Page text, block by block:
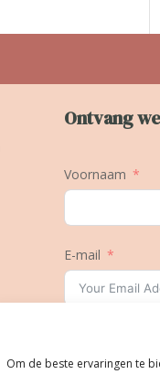
Om de beste ervaringen te
Ontvang
Voornaam
E-mail